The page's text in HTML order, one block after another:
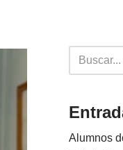
Alumnos